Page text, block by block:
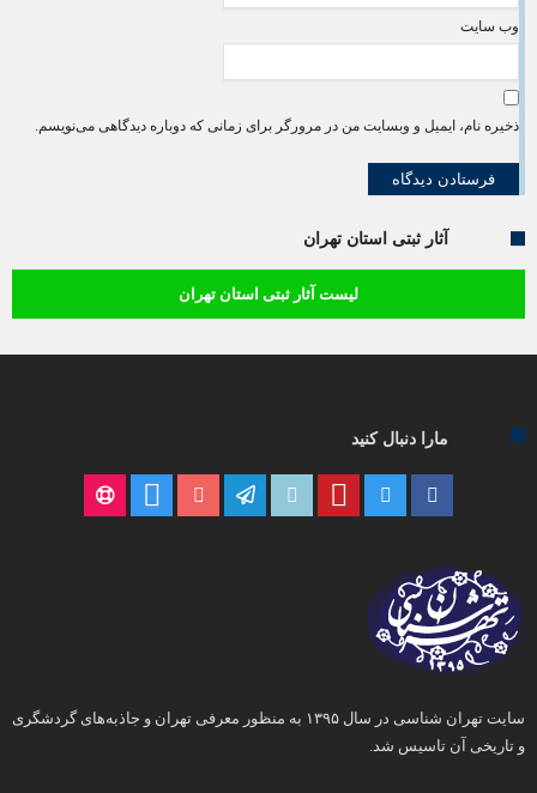
وب‌ سایت
ذخیره نام، ایمیل و وبسایت من در مرورگر برای زمانی که دوباره دیدگاهی می‌نویسم.
آثار ثبتی استان تهران
لیست آثار ثبتی استان تهران
مارا دنبال کنید
سایت تهران شناسی در سال ۱۳۹۵ به منظور معرفی تهران و جاذبه‌های گردشگری
و تاریخی آن تاسیس شد.